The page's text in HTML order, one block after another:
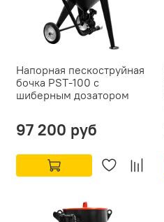
Напорная пескоструйная
бочка PST-100 с
шиберным дозатором
97 200 руб